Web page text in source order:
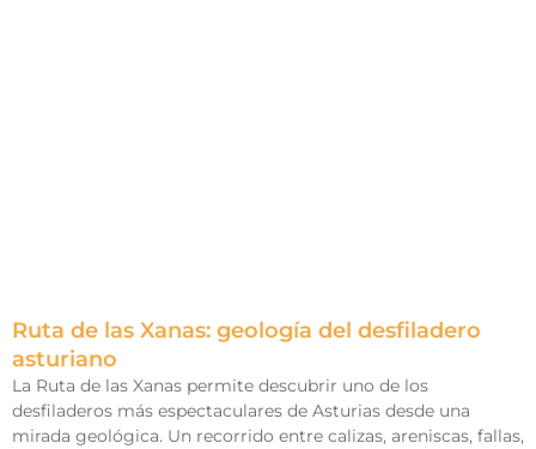
Ruta de las Xanas: geología del desfiladero
asturiano
La Ruta de las Xanas permite descubrir uno de los
desfiladeros más espectaculares de Asturias desde una
mirada geológica. Un recorrido entre calizas, areniscas, fallas,